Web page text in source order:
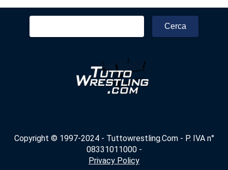
Ricerca
Copyright © 1997-2024 - Tuttowrestling.Com - P. IVA n°
08331011000 -
Privacy Policy